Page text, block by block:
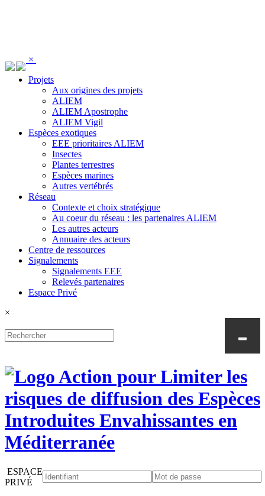
×
Projets
Aux origines des projets
ALIEM
ALIEM Apostrophe
ALIEM Vigil
Espèces exotiques
EEE prioritaires ALIEM
Insectes
Plantes terrestres
Espèces marines
Autres vertébrés
Réseau
Contexte et choix stratégique
Au coeur du réseau : les partenaires ALIEM
Les autres acteurs
Annuaire des acteurs
Centre de ressources
Signalements
Signalements EEE
Relevés partenaires
Espace Privé
×
ESPACE
PRIVÉ